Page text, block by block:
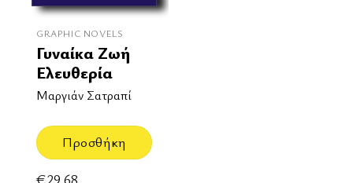
GRAPHIC NOVELS
Γυναίκα Ζωή
Ελευθερία
Μαργιάν Σατραπί
Προσθήκη
€29.68